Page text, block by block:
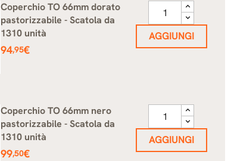
Coperchio TO 66mm dorato
pastorizzabile - Scatola da
1310 unità
Prezzo
94,95€
AGGIUNGI
Coperchio TO 66mm nero
pastorizzabile - Scatola da
1310 unità
Prezzo
99,50€
AGGIUNGI